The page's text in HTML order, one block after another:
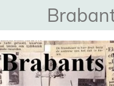
naar
de
hoofdinhoud